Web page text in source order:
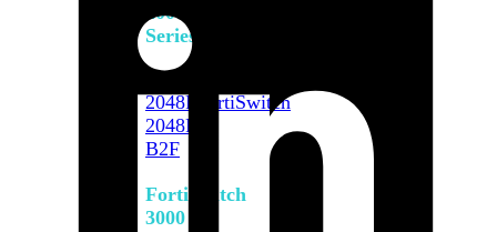
2000
Series
2048F
FortiSwitch
2048F-
B2F
FortiSwitch
3000